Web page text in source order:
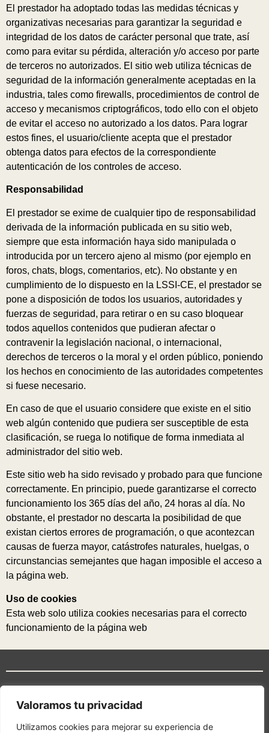
Valoramos tu privacidad
Utilizamos cookies para mejorar su experiencia de
El prestador ha adoptado todas las medidas técnicas y
organizativas necesarias para garantizar la seguridad e
integridad de los datos de carácter personal que trate, así
como para evitar su pérdida, alteración y/o acceso por parte
de terceros no autorizados. El sitio web utiliza técnicas de
seguridad de la información generalmente aceptadas en la
industria, tales como firewalls, procedimientos de control de
acceso y mecanismos criptográficos, todo ello con el objeto
de evitar el acceso no autorizado a los datos. Para lograr
estos fines, el usuario/cliente acepta que el prestador
obtenga datos para efectos de la correspondiente
autenticación de los controles de acceso.
Responsabilidad
El prestador se exime de cualquier tipo de responsabilidad
derivada de la información publicada en su sitio web,
siempre que esta información haya sido manipulada o
introducida por un tercero ajeno al mismo (por ejemplo en
foros, chats, blogs, comentarios, etc). No obstante y en
cumplimiento de lo dispuesto en la LSSI-CE, el prestador se
pone a disposición de todos los usuarios, autoridades y
fuerzas de seguridad, para retirar o en su caso bloquear
todos aquellos contenidos que pudieran afectar o
contravenir la legislación nacional, o internacional,
derechos de terceros o la moral y el orden público, poniendo
los hechos en conocimiento de las autoridades competentes
si fuese necesario.
En caso de que el usuario considere que existe en el sitio
web algún contenido que pudiera ser susceptible de esta
clasificación, se ruega lo notifique de forma inmediata al
administrador del sitio web.
Este sitio web ha sido revisado y probado para que funcione
correctamente. En principio, puede garantizarse el correcto
funcionamiento los 365 días del año, 24 horas al día. No
obstante, el prestador no descarta la posibilidad de que
existan ciertos errores de programación, o que acontezcan
causas de fuerza mayor, catástrofes naturales, huelgas, o
circunstancias semejantes que hagan imposible el acceso a
la página web.
Uso de cookies
Esta web solo utiliza cookies necesarias para el correcto
funcionamiento de la página web